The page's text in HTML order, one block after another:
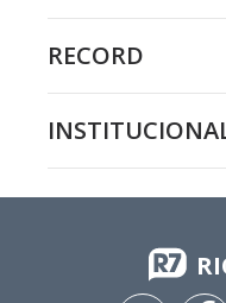
RECORD